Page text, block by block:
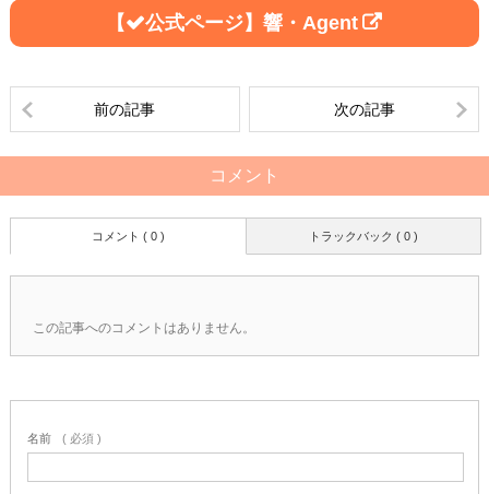
響・Agent
前の記事 次の記事
コメント
トラックバック ( 0 )
コメント ( 0 )
この記事へのコメントはありません。
名前 ( 必須 )